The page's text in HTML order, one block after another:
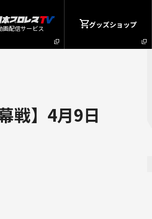
画配信サービス グッズショップ
戦】4月9日